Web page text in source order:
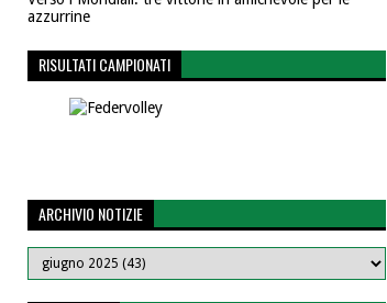
azzurrine
RISULTATI CAMPIONATI
ARCHIVIO NOTIZIE